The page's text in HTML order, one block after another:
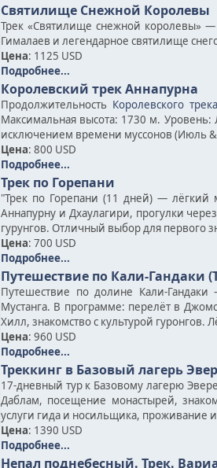
Святилище Снежной Королевы
Трек «Святилище снежной королевы»
Гималаев и легендарное святилище
Цена: 1125 USD
Подробнее...
Королевский трек Аннапурна
Продолжительность Королевского
Максимальная высота: 1730 м.
исключением времени муссонов (Июль
Цена: 800 USD
Подробнее...
Трек по Горепани
"Трек по Горепани (11 дней) —
Аннапурну и Дхаулагири, прогулки
гурунгов. Отличный выбор для первого
Цена: 700 USD
Подробнее...
Путешествие по Кали-Гандаки
Путешествие по долине Кали-
Мустанга. В программе: перелёт в
Хилл, знакомство с культурой гуронгов.
Цена: 960 USD
Подробнее...
Треккинг в Базовый лагерь
17-дневный тур к Базовому лагерю
Даблам, посещение монастырей,
услуги гида и носильщика, проживание
Цена: 1390 USD
Подробнее...
Непал поднебесный. Трек.